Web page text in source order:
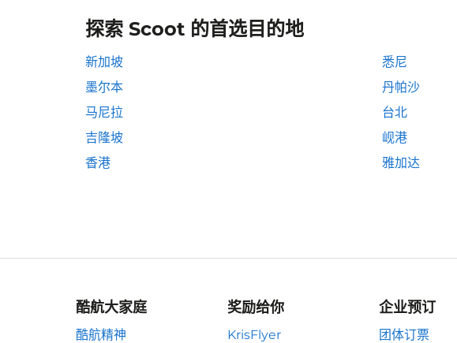
探索 Scoot 的首选目的地
新加坡 悉尼
墨尔本
丹帕沙
马尼拉
台北
吉隆坡
岘港
香港
雅加达
酷航大家庭
酷航精神
奖励给你
KrisFlyer
企业预订
团体订票